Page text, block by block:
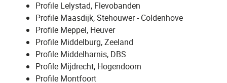
Profile Lelystad, Flevobanden
Profile Maasdijk, Stehouwer - Coldenhove
Profile Meppel, Heuver
Profile Middelburg, Zeeland
Profile Middelharnis, DBS
Profile Mijdrecht, Hogendoorn
Profile Montfoort